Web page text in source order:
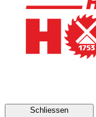
Schliessen